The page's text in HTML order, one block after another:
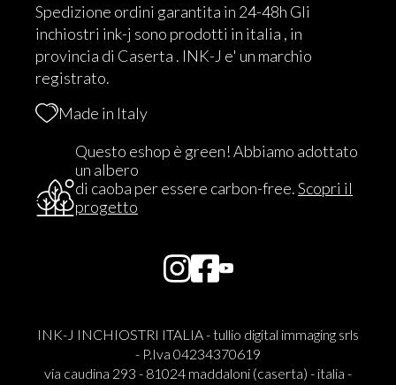
Spedizione ordini garantita in 24-48h Gli
inchiostri ink-j sono prodotti in italia , in
provincia di Caserta . INK-J e' un marchio
registrato.
Made in Italy
Questo eshop è green! Abbiamo adottato
un albero
di caoba per essere carbon-free.Scopri il
progetto
INK-J INCHIOSTRI ITALIA - tullio digital immaging srls
- P.Iva 04234370619
via caudina 293 - 81024 maddaloni (caserta) - italia -